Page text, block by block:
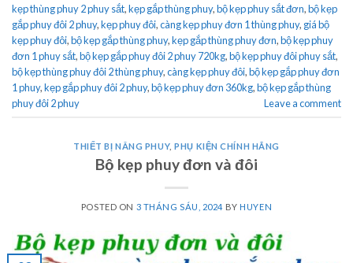
kẹp thùng phuy 2 phuy sắt,kẹp gắp thùng phuy,bộ kẹp phuy sắt đơn,bộ kẹp
gắp phuy đôi 2 phuy,kẹp phuy đôi,càng kẹp phuy đơn 1 thùng phuy, giá bộ
kẹp phuy đôi,bộ kẹp gắp thùng phuy,kẹp gắp thùng phuy đơn,bộ kẹp phuy
đơn 1 phuy sắt,bộ kẹp gắp phuy đôi 2 phuy 720kg,bộ kẹp phuy đôi phuy sắt,
bộ kẹp thùng phuy đôi 2 thùng phuy,càng kẹp phuy đôi,bộ kẹp gắp phuy đơn
1 phuy,kẹp gắp phuy đôi 2 phuy,bộ kẹp phuy đơn 360kg,bộ kẹp gắp thùng
phuy đôi 2 phuy
Leave a comment
THIẾT BỊ NÂNG PHUY,PHỤ KIỆN CHÍNH HÃNG
Bộ kẹp phuy đơn và đôi
POSTED ON 3 THÁNG SÁU, 2024 BYHUYEN